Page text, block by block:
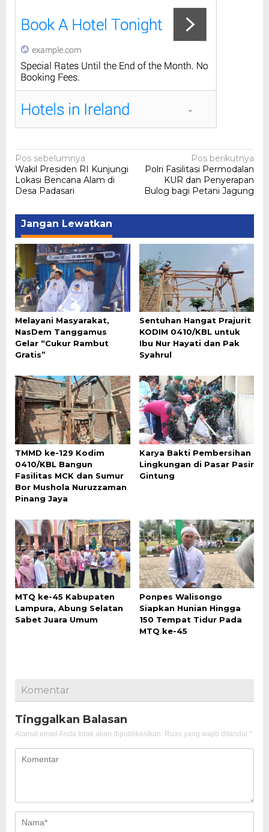
Navigasi
pos
Pos sebelumnya
Wakil Presiden RI Kunjungi
Lokasi Bencana Alam di
Desa Padasari
Pos berikutnya
Polri Fasilitasi Permodalan
KUR dan Penyerapan
Bulog bagi Petani Jagung
Jangan Lewatkan
Melayani Masyarakat,
NasDem Tanggamus
Gelar “Cukur Rambut
Gratis”
Sentuhan Hangat Prajurit
KODIM 0410/KBL untuk
Ibu Nur Hayati dan Pak
Syahrul
TMMD ke-129 Kodim
0410/KBL Bangun
Fasilitas MCK dan Sumur
Bor Mushola Nuruzzaman
Pinang Jaya
Karya Bakti Pembersihan
Lingkungan di Pasar Pasir
Gintung
MTQ ke-45 Kabupaten
Lampura, Abung Selatan
Sabet Juara Umum
Ponpes Walisongo
Siapkan Hunian Hingga
150 Tempat Tidur Pada
MTQ ke-45
Komentar
Tinggalkan Balasan
Alamat email Anda tidak akan dipublikasikan. Ruas yang wajib ditandai *